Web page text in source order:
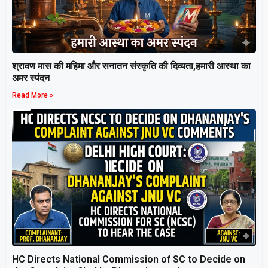
श्रावण मास की महिमा और सनातन संस्कृति की दिव्यता,हमारी आस्था का
अमर स्पंदन
Read More »
HC Directs National Commission of SC to Decide on